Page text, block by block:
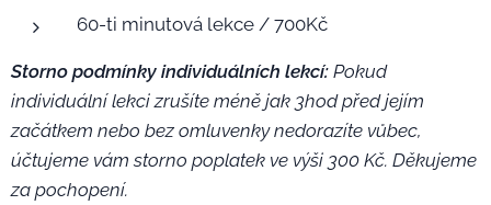
60-ti minutová lekce / 700Kč
Storno podmínky individuálních lekcí: Pokud
individuální lekci zrušíte méně jak 3hod před jejím
začátkem nebo bez omluvenky nedorazíte vůbec,
účtujeme vám storno poplatek ve výši 300 Kč. Děkujeme
za pochopení.